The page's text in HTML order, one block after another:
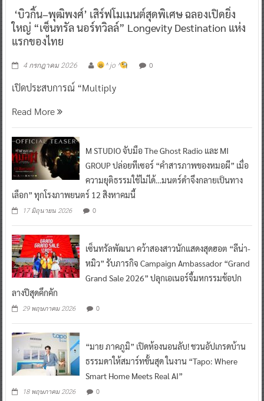
‘บิวกิ้น–พุฒิพงศ์’ เสิร์ฟโมเมนต์สุดพิเศษ ฉลองเปิดยิ่ง
ใหญ่ “เซ็นทรัล นอร์ทวิลล์” Longevity Destination แห่ง
แรกของไทย
4 กรกฎาคม 2026 ^ jo ^ 0
เปิดประสบการณ์ “Multiply
Read More
M STUDIO จับมือ The Ghost Radio และ MI
GROUP ปล่อยทีเซอร์ “คำสารภาพของหมอผี” เมื่อ
ความยุติธรรมใช้ไม่ได้…มนตร์ดำจึงกลายเป็นทาง
เลือก” ทุกโรงภาพยนตร์ 12 สิงหาคมนี้
17 มิถุนายน 2026 0
เซ็นทรัลพัฒนา คว้าสองสาวนักแสดงสุดฮอต “ลีน่า-
หมิว” รับภารกิจ Campaign Ambassador “Grand
Grand Sale 2026” ปลุกเอเนอร์จี้มหกรรมช้อปก
ลางปีสุดคึกคัก
29 พฤษภาคม 2026 0
“มาย ภาคภูมิ” เปิดห้องนอนลับ! ชวนอัปเกรดบ้าน
ธรรมดาให้สมาร์ทขั้นสุด ในงาน “Tapo: Where
Smart Home Meets Real AI”
18 พฤษภาคม 2026 0